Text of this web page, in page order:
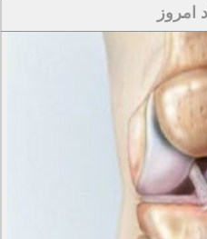
امروز